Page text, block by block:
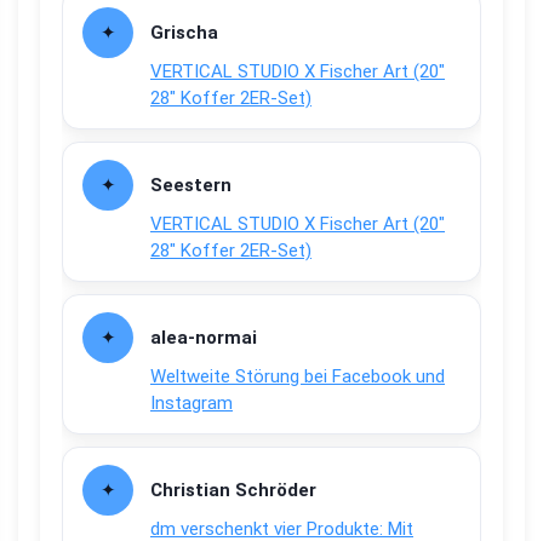
Grischa
VERTICAL STUDIO X Fischer Art (20″
28″ Koffer 2ER-Set)
Seestern
VERTICAL STUDIO X Fischer Art (20″
28″ Koffer 2ER-Set)
alea-normai
Weltweite Störung bei Facebook und
Instagram
Christian Schröder
dm verschenkt vier Produkte: Mit